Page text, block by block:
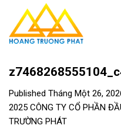
content
Published Tháng Một 26,
2025 CÔNG TY CỔ PHẦN
TRƯỜNG PHÁT